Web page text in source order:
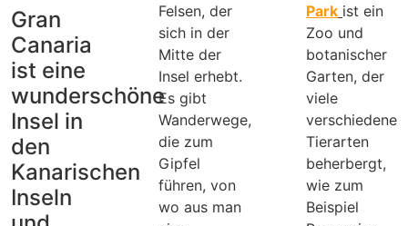
Gran
Canaria
ist eine
wunderschöne
Insel in
den
Kanarischen
Inseln
Felsen, der
sich in der
Mitte der
Insel erhebt.
Es gibt
Wanderwege,
die zum
Gipfel
führen, von
wo aus man
Park ist ein
Zoo und
botanischer
Garten, der
viele
verschiedene
Tierarten
beherbergt,
wie zum
Beispiel